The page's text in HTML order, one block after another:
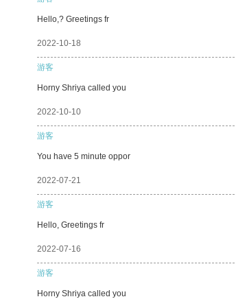
Hello,? Greetings fr
2022-10-18
游客
Horny Shriya called you
2022-10-10
游客
You have 5 minute oppor
2022-07-21
游客
Hello, Greetings fr
2022-07-16
游客
Horny Shriya called you